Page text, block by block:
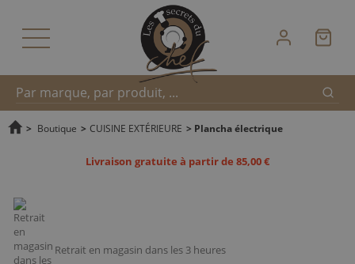
Recherche
> Boutique > CUISINE EXTÉRIEURE > Plancha électrique
Livraison gratuite à partir de 85,00 €
Retrait en magasin dans les 3 heures